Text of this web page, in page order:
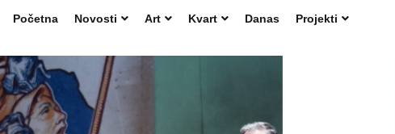
Početna
Novosti Art Kvart Danas Projekti